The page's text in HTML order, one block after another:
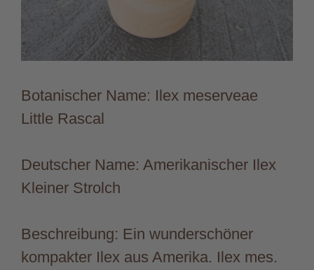
Botanischer Name: Ilex meserveae
Little Rascal
Deutscher Name: Amerikanischer Ilex
Kleiner Strolch
Beschreibung: Ein wunderschöner
kompakter Ilex aus Amerika. Ilex mes.